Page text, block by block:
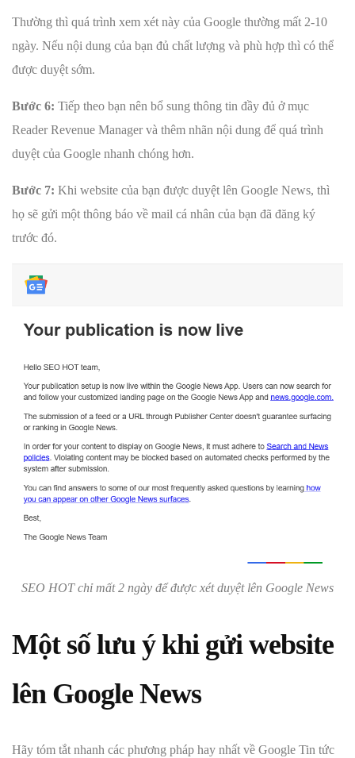
Thường thì quá trình xem xét này của Google thường mất 2-10
ngày. Nếu nội dung của bạn đủ chất lượng và phù hợp thì có thể
được duyệt sớm.
Bước 6: Tiếp theo bạn nên bổ sung thông tin đầy đủ ở mục
Reader Revenue Manager và thêm nhãn nội dung để quá trình
duyệt của Google nhanh chóng hơn.
Bước 7: Khi website của bạn được duyệt lên Google News, thì
họ sẽ gửi một thông báo về mail cá nhân của bạn đã đăng ký
trước đó.
SEO HOT chỉ mất 2 ngày để được xét duyệt lên Google News
Một số lưu ý khi gửi website
lên Google News
Hãy tóm tắt nhanh các phương pháp hay nhất về Google Tin tức